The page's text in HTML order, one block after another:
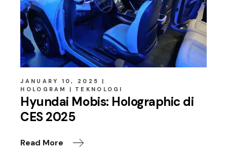
JANUARY 10, 2025
HOLOGRAM
TEKNOLOGI
Hyundai Mobis: Holographic di
CES 2025
Read More